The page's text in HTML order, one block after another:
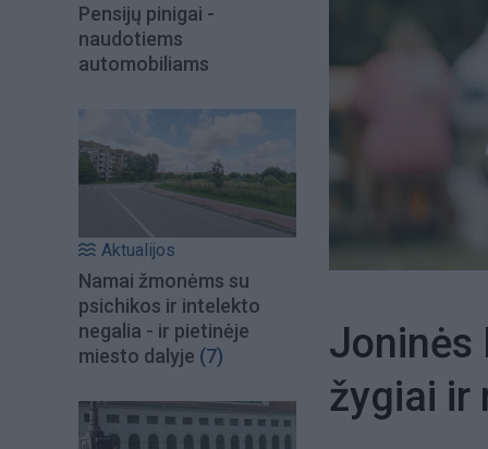
Pensijų pinigai -
naudotiems
automobiliams
Aktualijos
Namai žmonėms su
psichikos ir intelekto
negalia - ir pietinėje
miesto dalyje (7)
Joninės
žygiai ir